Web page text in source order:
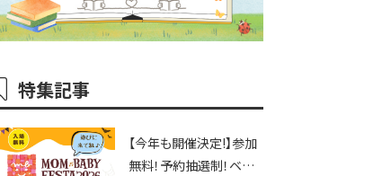
特集記事
【今年も開催決定!】参加
無料！予約抽選制！ベビ